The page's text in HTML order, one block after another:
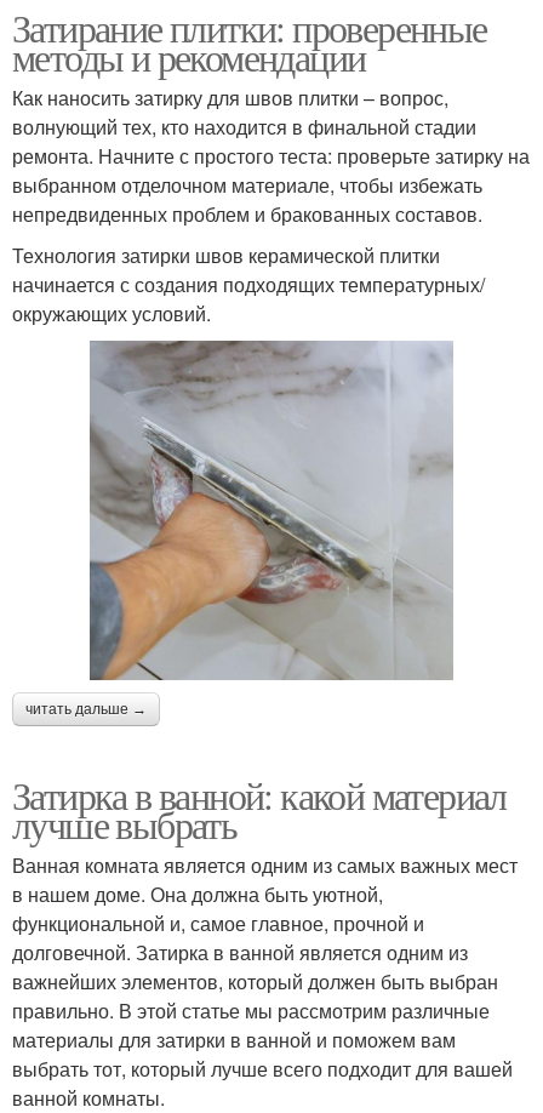
Затирание плитки: проверенные
методы и рекомендации
Как наносить затирку для швов плитки – вопрос,
волнующий тех, кто находится в финальной стадии
ремонта. Начните с простого теста: проверьте затирку на
выбранном отделочном материале, чтобы избежать
непредвиденных проблем и бракованных составов.
Технология затирки швов керамической плитки
начинается с создания подходящих температурных/
окружающих условий.
читать дальше →
Затирка в ванной: какой материал
лучше выбрать
Ванная комната является одним из самых важных мест
в нашем доме. Она должна быть уютной,
функциональной и, самое главное, прочной и
долговечной. Затирка в ванной является одним из
важнейших элементов, который должен быть выбран
правильно. В этой статье мы рассмотрим различные
материалы для затирки в ванной и поможем вам
выбрать тот, который лучше всего подходит для вашей
ванной комнаты.